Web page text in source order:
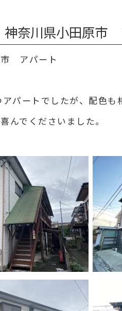
神奈川県小田原市
市 アパート
パートでしたが、配色も
んでくださいました。